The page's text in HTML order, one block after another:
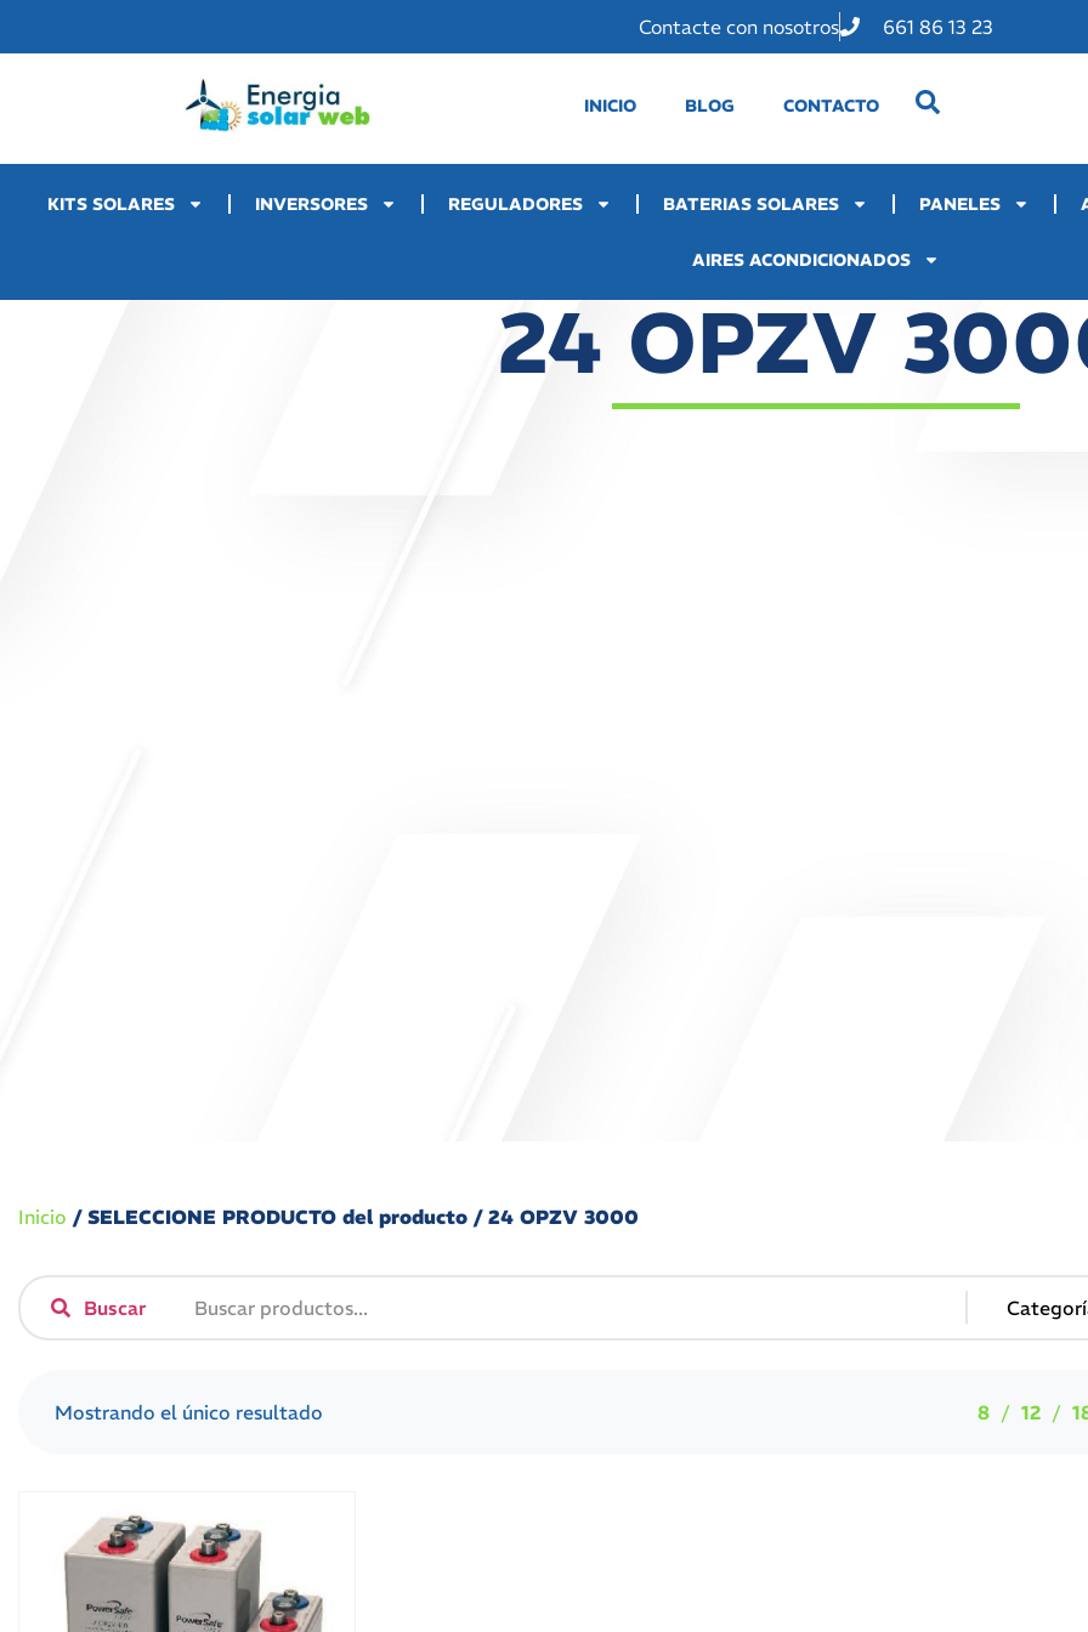
Contacte con nosotros 661 86 13 23
INICIO BLOG CONTACTO
KITS SOLARES INVERSORES REGULADORES BATERIAS SOLARES PANELES
AIRES ACONDICIONADOS
24 OPZV
Inicio / SELECCIONE PRODUCTO del producto / 24 OPZV 3000
Buscar
Mostrando el único resultado 8 12